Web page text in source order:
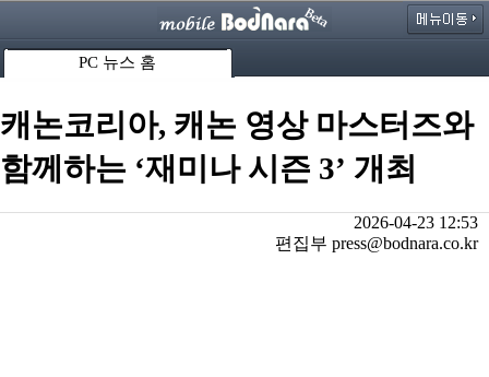
PC 뉴스 홈
캐논코리아, 캐논 영상 마스터즈와
함께하는 ‘재미나 시즌 3’ 개최
2026-04-23 12:53
편집부 press@bodnara.co.kr